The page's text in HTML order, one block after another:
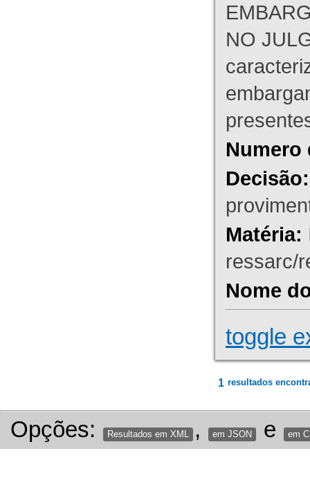
NO
Numero
Decisão:
Matéria:
ressarc/
Nome
toggle
1 resultados
Opções: Resultados em XML , em JSON e em